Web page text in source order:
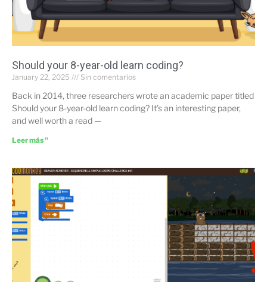
Should your 8-year-old learn coding?
January 22, 2025 Sin comentarios
Back in 2014, three researchers wrote an academic paper titled
Should your 8-year-old learn coding? It’s an interesting paper,
and well worth a read —
Leer más "